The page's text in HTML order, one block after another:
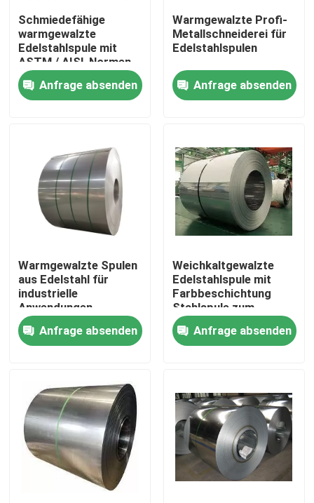
Nach Hause
Kontakte
Produkte
Videos
Edelstahlblech-Metall
Edelstahlblech-Spule
Stab aus Edelstahl
Edelstahlblechplatte
Schmiedefähige
warmgewalzte
Edelstahlspule mit
ASTM / AISI-Normen
Anfrage absenden
Warmgewalzte Profi-
Metallschneiderei für
Edelstahlspulen
Anfrage absenden
Warmgewalzte Spulen
aus Edelstahl für
industrielle
Anwendungen
Anfrage absenden
Weichkaltgewalzte
Edelstahlspule mit
Farbbeschichtung
Stahlspule zum
Formen
Anfrage absenden